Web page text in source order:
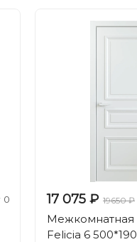
0 17 075 ₽ 19650 ₽
Межкомнатная
Felicia 6